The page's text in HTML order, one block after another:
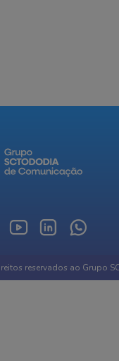
reservados ao Grupo